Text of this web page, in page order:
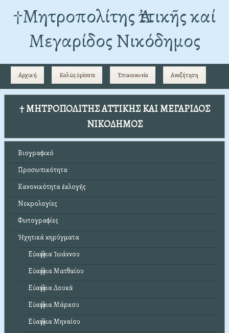
†Mητροπολίτης Ἀττικῆς καί
Μεγαρίδος Νικόδημος
Αρχική Καλῶς ὁρίσατε Ἐπικοινωνία Αναζήτηση
† ΜΗΤΡΟΠΟΛΙΤΗΣ ΑΤΤΙΚΗΣ ΚΑΙ ΜΕΓΑΡΙΔΟΣ
ΝΙΚΟΔΗΜΟΣ
Βιογραφικό
Προσωπικότητα
Κανονικότητα ἐκλογῆς
Νεκρολογίες
Φωτογραφίες
Ἠχητικά κηρύγματα
Εὐαγγέλια Ἰωάννου
Εὐαγγέλια Ματθαίου
Εὐαγγέλια Λουκᾶ
Εὐαγγέλια Μάρκου
Εὐαγγέλια Μηναίου